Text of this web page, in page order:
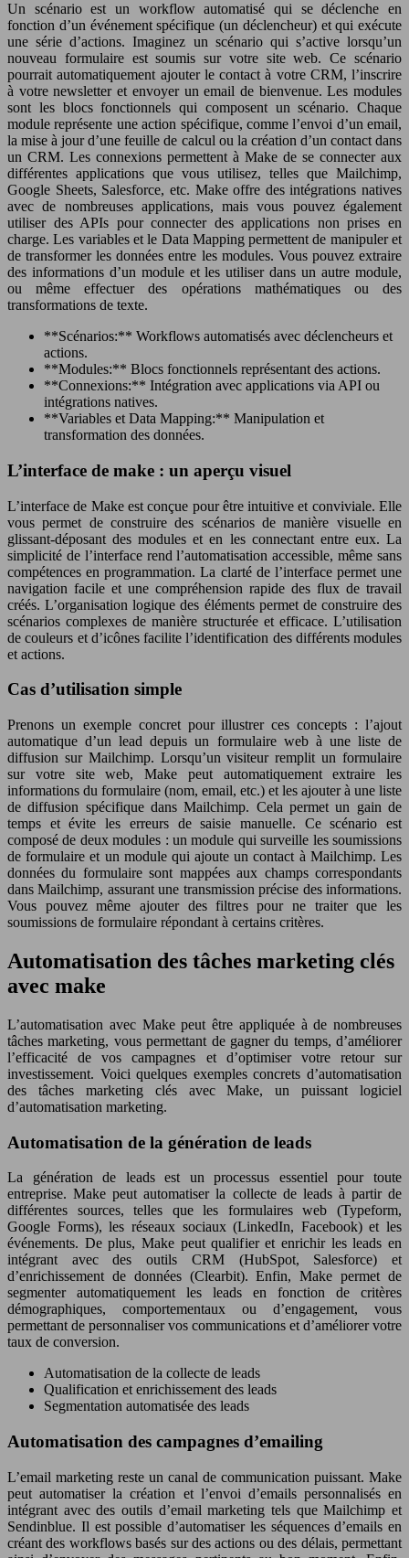
Un scénario est un workflow automatisé qui se déclenche en
fonction d’un événement spécifique (un déclencheur) et qui exécute
une série d’actions. Imaginez un scénario qui s’active lorsqu’un
nouveau formulaire est soumis sur votre site web. Ce scénario
pourrait automatiquement ajouter le contact à votre CRM, l’inscrire
à votre newsletter et envoyer un email de bienvenue. Les modules
sont les blocs fonctionnels qui composent un scénario. Chaque
module représente une action spécifique, comme l’envoi d’un email,
la mise à jour d’une feuille de calcul ou la création d’un contact dans
un CRM. Les connexions permettent à Make de se connecter aux
différentes applications que vous utilisez, telles que Mailchimp,
Google Sheets, Salesforce, etc. Make offre des intégrations natives
avec de nombreuses applications, mais vous pouvez également
utiliser des APIs pour connecter des applications non prises en
charge. Les variables et le Data Mapping permettent de manipuler et
de transformer les données entre les modules. Vous pouvez extraire
des informations d’un module et les utiliser dans un autre module,
ou même effectuer des opérations mathématiques ou des
transformations de texte.
**Scénarios:** Workflows automatisés avec déclencheurs et
actions.
**Modules:** Blocs fonctionnels représentant des actions.
**Connexions:** Intégration avec applications via API ou
intégrations natives.
**Variables et Data Mapping:** Manipulation et
transformation des données.
L’interface de make : un aperçu visuel
L’interface de Make est conçue pour être intuitive et conviviale. Elle
vous permet de construire des scénarios de manière visuelle en
glissant-déposant des modules et en les connectant entre eux. La
simplicité de l’interface rend l’automatisation accessible, même sans
compétences en programmation. La clarté de l’interface permet une
navigation facile et une compréhension rapide des flux de travail
créés. L’organisation logique des éléments permet de construire des
scénarios complexes de manière structurée et efficace. L’utilisation
de couleurs et d’icônes facilite l’identification des différents modules
et actions.
Cas d’utilisation simple
Prenons un exemple concret pour illustrer ces concepts : l’ajout
automatique d’un lead depuis un formulaire web à une liste de
diffusion sur Mailchimp. Lorsqu’un visiteur remplit un formulaire
sur votre site web, Make peut automatiquement extraire les
informations du formulaire (nom, email, etc.) et les ajouter à une liste
de diffusion spécifique dans Mailchimp. Cela permet un gain de
temps et évite les erreurs de saisie manuelle. Ce scénario est
composé de deux modules : un module qui surveille les soumissions
de formulaire et un module qui ajoute un contact à Mailchimp. Les
données du formulaire sont mappées aux champs correspondants
dans Mailchimp, assurant une transmission précise des informations.
Vous pouvez même ajouter des filtres pour ne traiter que les
soumissions de formulaire répondant à certains critères.
Automatisation des tâches marketing clés
avec make
L’automatisation avec Make peut être appliquée à de nombreuses
tâches marketing, vous permettant de gagner du temps, d’améliorer
l’efficacité de vos campagnes et d’optimiser votre retour sur
investissement. Voici quelques exemples concrets d’automatisation
des tâches marketing clés avec Make, un puissant logiciel
d’automatisation marketing.
Automatisation de la génération de leads
La génération de leads est un processus essentiel pour toute
entreprise. Make peut automatiser la collecte de leads à partir de
différentes sources, telles que les formulaires web (Typeform,
Google Forms), les réseaux sociaux (LinkedIn, Facebook) et les
événements. De plus, Make peut qualifier et enrichir les leads en
intégrant avec des outils CRM (HubSpot, Salesforce) et
d’enrichissement de données (Clearbit). Enfin, Make permet de
segmenter automatiquement les leads en fonction de critères
démographiques, comportementaux ou d’engagement, vous
permettant de personnaliser vos communications et d’améliorer votre
taux de conversion.
Automatisation de la collecte de leads
Qualification et enrichissement des leads
Segmentation automatisée des leads
Automatisation des campagnes d’emailing
L’email marketing reste un canal de communication puissant. Make
peut automatiser la création et l’envoi d’emails personnalisés en
intégrant avec des outils d’email marketing tels que Mailchimp et
Sendinblue. Il est possible d’automatiser les séquences d’emails en
créant des workflows basés sur des actions ou des délais, permettant